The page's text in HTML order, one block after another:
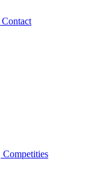
Contact
Competities